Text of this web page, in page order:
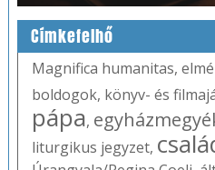
Címkefelhő
Magnifica humanitas,
boldogok, könyv- és
pápa,
liturgikus jegyzet,